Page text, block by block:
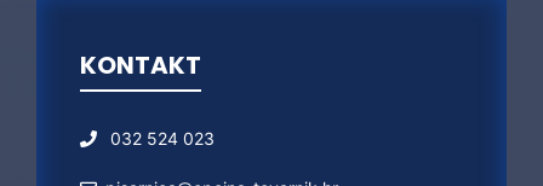
KONTAKT
032 524 023